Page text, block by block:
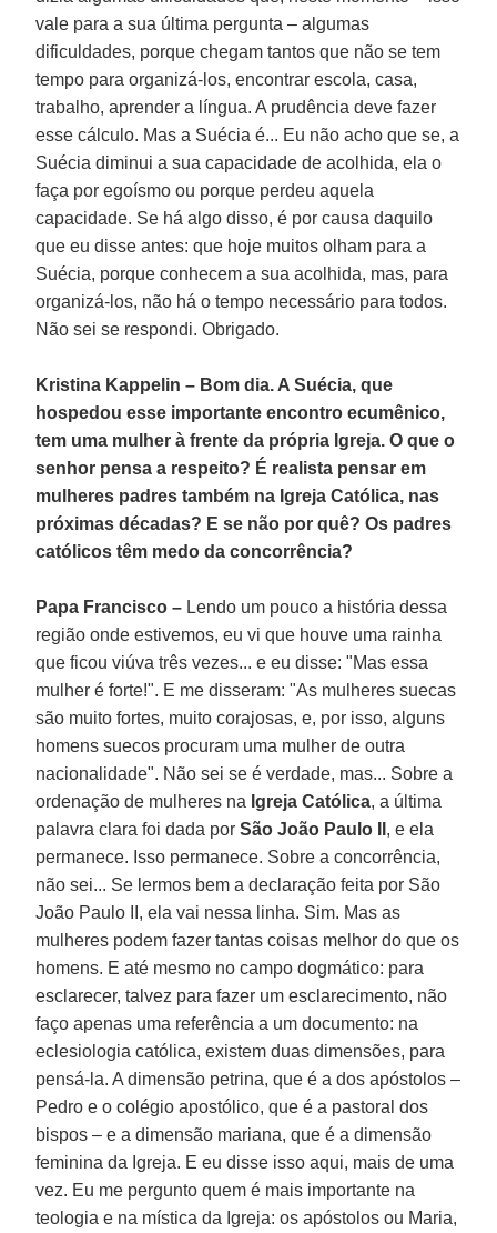
vale para a sua última pergunta – algumas
dificuldades, porque chegam tantos que não se tem
tempo para organizá-los, encontrar escola, casa,
trabalho, aprender a língua. A prudência deve fazer
esse cálculo. Mas a Suécia é... Eu não acho que se, a
Suécia diminui a sua capacidade de acolhida, ela o
faça por egoísmo ou porque perdeu aquela
capacidade. Se há algo disso, é por causa daquilo
que eu disse antes: que hoje muitos olham para a
Suécia, porque conhecem a sua acolhida, mas, para
organizá-los, não há o tempo necessário para todos.
Não sei se respondi. Obrigado.
Kristina Kappelin – Bom dia. A Suécia, que
hospedou esse importante encontro ecumênico,
tem uma mulher à frente da própria Igreja. O que o
senhor pensa a respeito? É realista pensar em
mulheres padres também na Igreja Católica, nas
próximas décadas? E se não por quê? Os padres
católicos têm medo da concorrência?
Papa Francisco – Lendo um pouco a história dessa
região onde estivemos, eu vi que houve uma rainha
que ficou viúva três vezes... e eu disse: "Mas essa
mulher é forte!". E me disseram: "As mulheres suecas
são muito fortes, muito corajosas, e, por isso, alguns
homens suecos procuram uma mulher de outra
nacionalidade". Não sei se é verdade, mas... Sobre a
ordenação de mulheres na Igreja Católica, a última
palavra clara foi dada porSão João Paulo II , e ela
permanece. Isso permanece. Sobre a concorrência,
não sei... Se lermos bem a declaração feita por São
João Paulo II, ela vai nessa linha. Sim. Mas as
mulheres podem fazer tantas coisas melhor do que os
homens. E até mesmo no campo dogmático: para
esclarecer, talvez para fazer um esclarecimento, não
faço apenas uma referência a um documento: na
eclesiologia católica, existem duas dimensões, para
pensá-la. A dimensão petrina, que é a dos apóstolos –
Pedro e o colégio apostólico, que é a pastoral dos
bispos – e a dimensão mariana, que é a dimensão
feminina da Igreja. E eu disse isso aqui, mais de uma
vez. Eu me pergunto quem é mais importante na
teologia e na mística da Igreja: os apóstolos ou Maria,